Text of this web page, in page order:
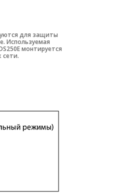
для защиты
Используемая
монтируется
сети.